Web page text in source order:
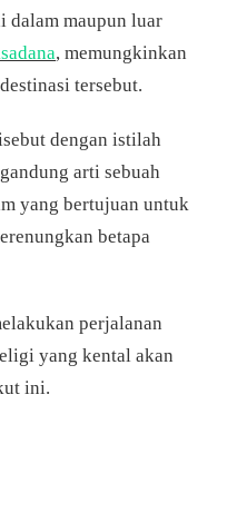
RAMADHAN
dalam maupun luar
, memungkinkan
tersebut.
dengan istilah
arti sebuah
yang bertujuan untuk
betapa
perjalanan
yang kental akan
ini.